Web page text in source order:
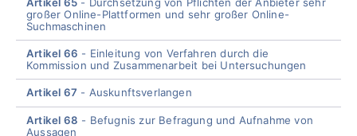
großer Online-Plattformen und sehr großer Online-
Suchmaschinen
Artikel 66
Einleitung von Verfahren durch die
Kommission und Zusammenarbeit bei Untersuchungen
Artikel 67 Auskunftsverlangen
Artikel 68
Befugnis zur Befragung und Aufnahme von
Aussagen